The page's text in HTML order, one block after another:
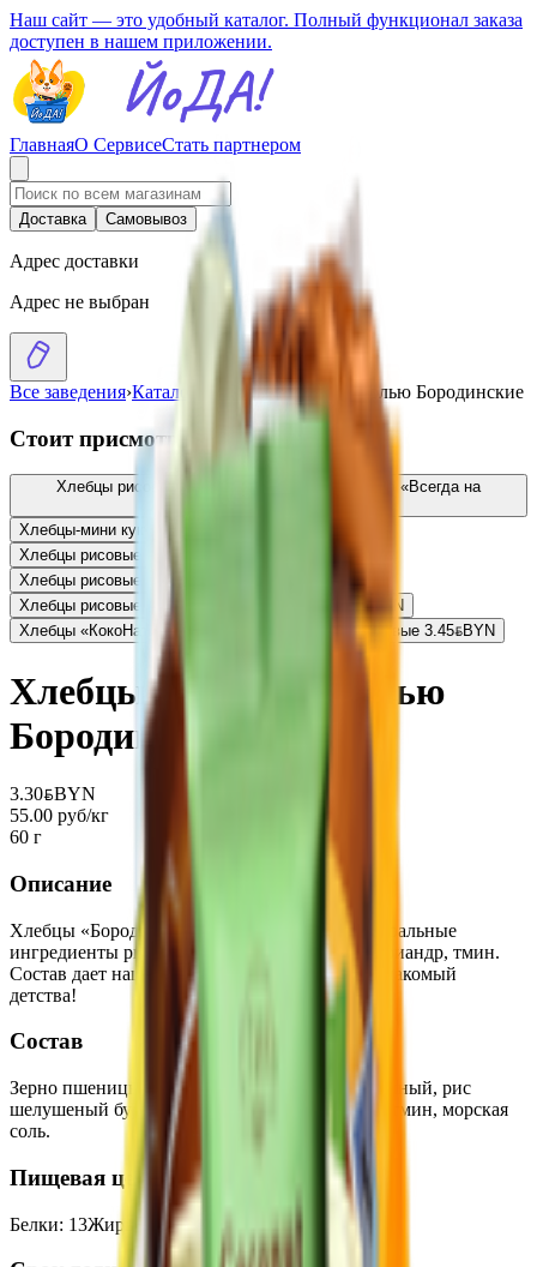
Наш сайт — это удобный каталог. Полный функционал заказа
доступен в нашем приложении.
ГлавнаяО СервисеСтать партнером
Доставка Самовывоз
Адрес доставки
Адрес не выбран
Все заведения›Каталог Хлебцы с морской солью Бородинские
Стоит присмотреться
Хлебцы рисовые с кунжутом и морской солью «Всегда на
Хлебцы-мини кукурузные «Здоровей»
BYN
Хлебцы рисовые «Fitstart» с кокосом
BYN
Хлебцы рисовые «Fitstart» с карамелью
BYN
Хлебцы рисовые «Fitstart» кленовый сироп
4.50 BYNBYN
Хлебцы «КокоНат» рисовые безглютеновые кокосовые 3.45BYNBYN
Хлебцы с морской солью
Бородинские
3.30BYNBYN
55.00 руб/кг
60 г
Описание
Хлебцы «Бородинские» содержат только натуральные
ингредиенты рис. пшеницу, а также солод, кориандр, тмин.
Состав дает нашим хлебцам тот самый вкус знакомый
детства!
Состав
Зерно пшеницы, крупа рисовая (рис шлифованный, рис
шелушеный бурый), солод ржаной, кориандр, тмин, морская
соль.
Пищевая ценность на 100г
Белки: 13Жиры: Углеводы Калории 360